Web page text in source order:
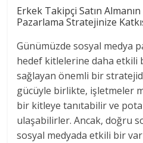
Erkek Takipçi Satın
Pazarlama Stratejinize
Günümüzde sosyal medya
hedef kitlelerine daha etkili
sağlayan önemli bir
gücüyle birlikte, işletmeler
bir kitleye tanıtabilir ve
ulaşabilirler. Ancak, doğru
sosyal medyada etkili bir